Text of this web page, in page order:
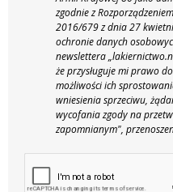
zgodnie z
2016/679 z dnia 27
ochronie danych
newslettera
że przysługuje mi prawo
możliwości ich
wniesienia sprzeciwu,
wycofania zgody na
zapomnianym",